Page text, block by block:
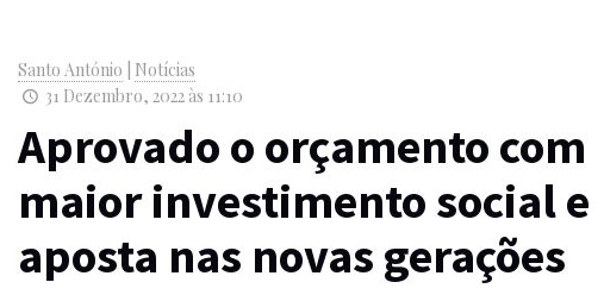
Santo António
Notícias
31 Dezembro, 2022 às 11:10
Aprovado o orçamento com
maior investimento social e
aposta nas novas gerações